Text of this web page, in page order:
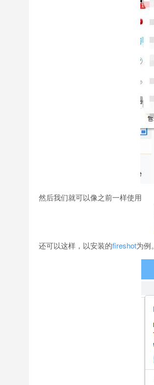
然后我们就可以像之前一样使用
还可以这样，以安装的fireshot为例。